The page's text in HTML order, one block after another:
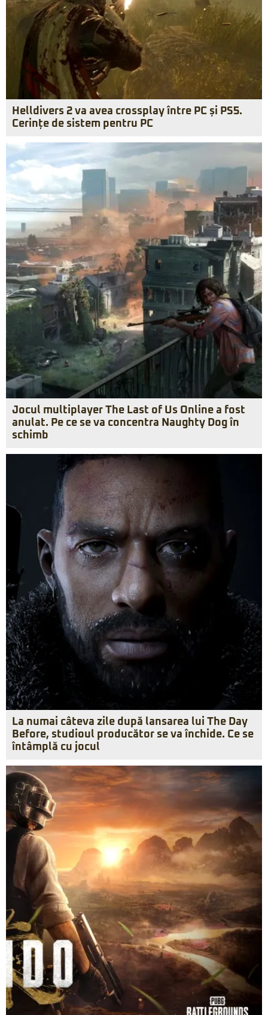
Helldivers 2 va avea crossplay între PC și PS5.
Cerințe de sistem pentru PC
Jocul multiplayer The Last of Us Online a fost
anulat. Pe ce se va concentra Naughty Dog în
schimb
La numai câteva zile după lansarea lui The Day
Before, studioul producător se va închide. Ce se
întâmplă cu jocul